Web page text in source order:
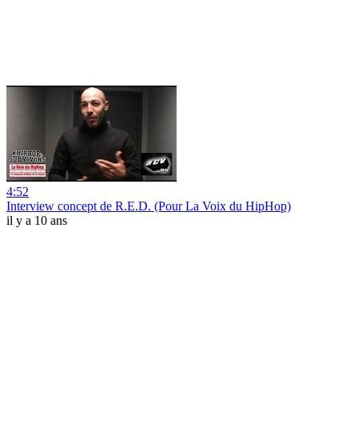
4:52
Interview concept de R.E.D. (Pour La Voix du HipHop)
il y a 10 ans